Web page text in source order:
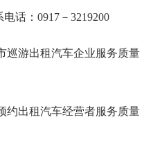
：0917－3219200
巡游出租汽车企业服务质量
约出租汽车经营者服务质量